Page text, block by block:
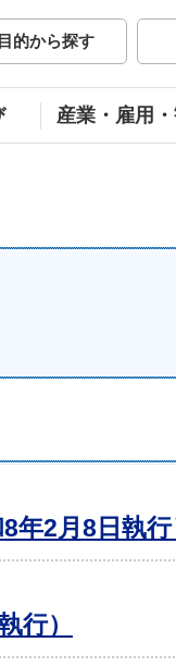
目的から探す
産業・雇用
年2月8日執
行）